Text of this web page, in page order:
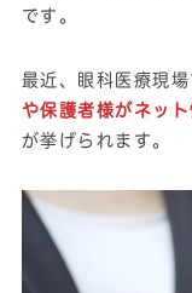
です。
最近、眼科医療現
や保護者様がネッ
が挙げられます。